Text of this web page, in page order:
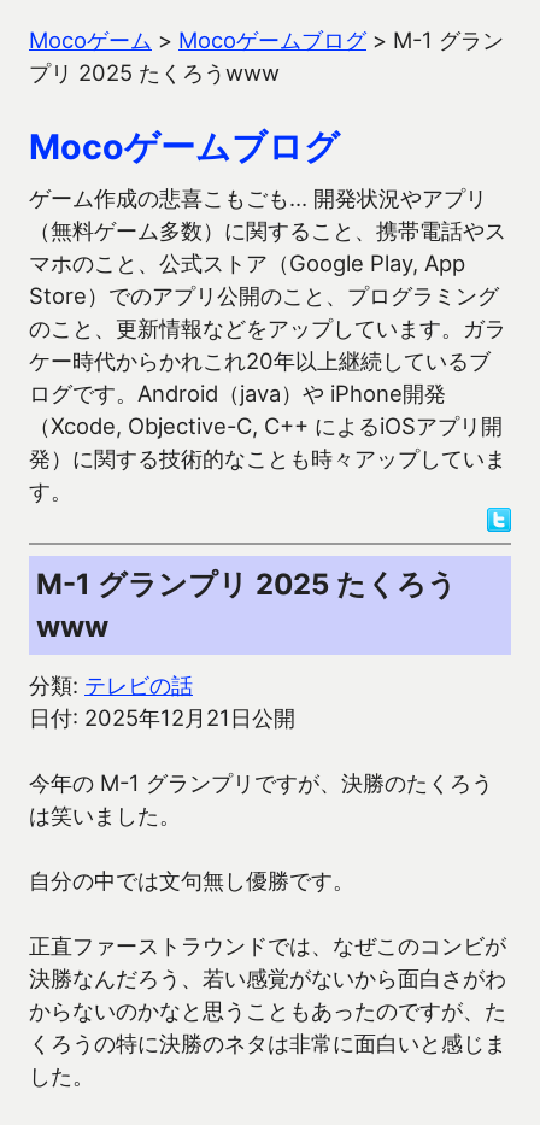
Mocoゲーム > Mocoゲームブログ> M-1 グラン
プリ 2025 たくろうwww
Mocoゲームブログ
ゲーム作成の悲喜こもごも… 開発状況やアプリ
（無料ゲーム多数）に関すること、携帯電話やス
マホのこと、公式ストア（Google Play, App
Store）でのアプリ公開のこと、プログラミング
のこと、更新情報などをアップしています。ガラ
ケー時代からかれこれ20年以上継続しているブ
ログです。Android（java）や iPhone開発
（Xcode, Objective-C, C++ によるiOSアプリ開
発）に関する技術的なことも時々アップしていま
す。
M-1 グランプリ 2025 たくろう
www
分類: テレビの話
日付: 2025年12月21日公開
今年の M-1 グランプリですが、決勝のたくろう
は笑いました。
自分の中では文句無し優勝です。
正直ファーストラウンドでは、なぜこのコンビが
決勝なんだろう、若い感覚がないから面白さがわ
からないのかなと思うこともあったのですが、た
くろうの特に決勝のネタは非常に面白いと感じま
した。